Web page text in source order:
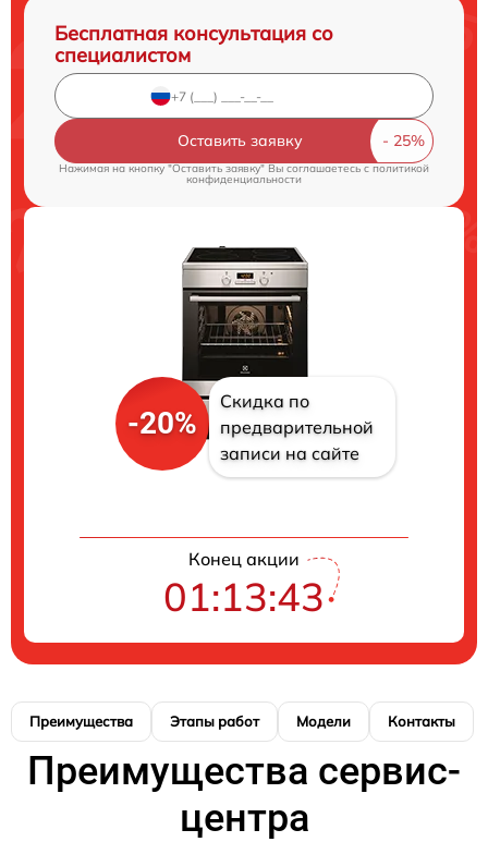
Бесплатная консультация со
специалистом
Оставить заявку
Нажимая на кнопку "Оставить заявку" Вы соглашаетесь cполитикой
конфиденциальности
-20%
Скидка по
предварительной
записи на сайте
Конец акции
01:13:42
Преимущества Этапы работ Модели Контакты
Преимущества сервис-
центра